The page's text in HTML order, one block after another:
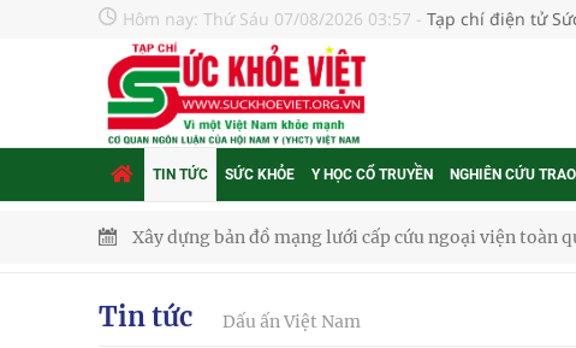
Hôm nay: Thứ Sáu 07/08/2026 03:57 - Tạp chí điện tử
TIN TỨC SỨC KHỎE Y HỌC CỔ TRUYỀN NGHIÊN CỨU
Xây dựng bản đồ mạng lưới cấp cứu ngoại viện toàn
"Nền kinh tế bạc" có thể trở thành động lực tăng
Tin tức Dấu ấn Việt Nam